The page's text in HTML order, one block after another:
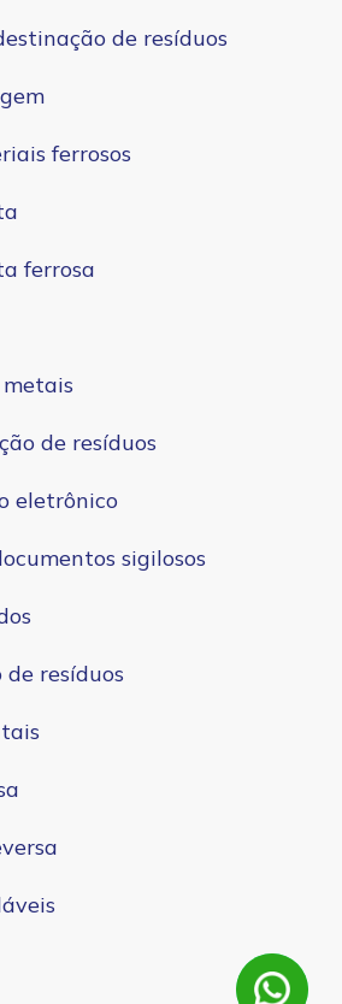
de resíduos
ferrosos
ferrosa
de resíduos
eletrônico
sigilosos
resíduos